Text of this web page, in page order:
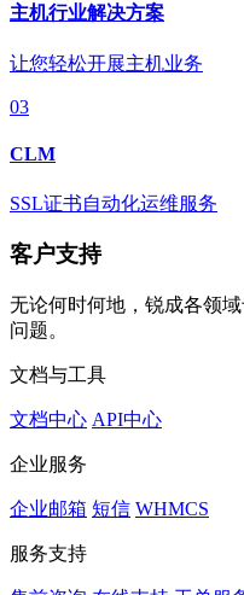
主机行业解决方案
让您轻松开展主机业务
03
CLM
SSL证书自动化运维服务
客户支持
无论何时何地，锐成各领
问题。
文档与工具
文档中心 API中心
企业服务
企业邮箱 短信 WHMCS
服务支持